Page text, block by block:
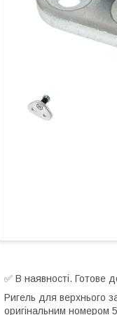
✅ В наявності. Готове
Ригель для верхнього
оригінальним номером